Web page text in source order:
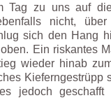
Tag zu uns auf
nicht,
sich den Hang
Ein riskantes
wieder hinab
Kieferngestrüpp
jedoch geschafft